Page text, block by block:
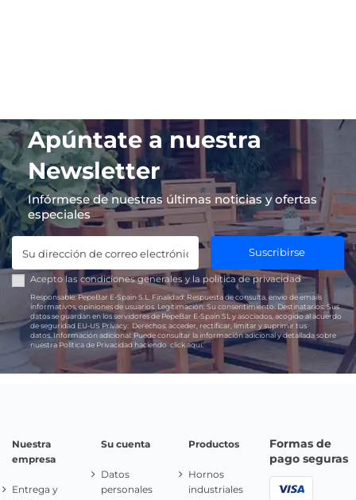
Apúntate a nuestra
Newsletter
Infórmese de nuestras últimas noticias y ofertas
especiales
Suscribirse
Acepto las condiciones generales y lapolítica de privacidad
Responsable:PepeBar E-Spain S.L. Finalidad: Respuesta de consulta, envío de emails
informativos, opiniones de usuarios. Legitimación: Su consentimiento. Destinatarios:Sus
datos se guardan en los servidores de PepeBar E-Spain SL y asociados, acogido al acuerdo
de seguridad EU-US Privacy.
Derechos: acceder, rectificar, limitar y suprimir tus
datos.Información adicional:Puede consultar la información adicional y detallada sobre
nuestra Política de Privacidad haciendoclick aquí.
Nuestra
empresa
Entrega y
Su cuenta
Datos
personales
Productos
Hornos
industriales
Formas de
pago seguras